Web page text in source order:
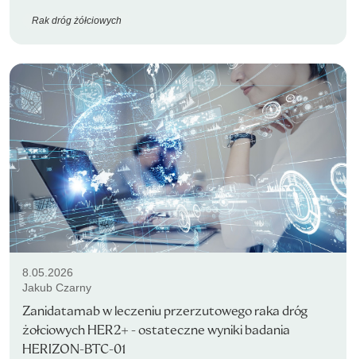
Rak dróg żółciowych
8.05.2026
Jakub Czarny
Zanidatamab w leczeniu przerzutowego raka dróg
żołciowych HER2+ - ostateczne wyniki badania
HERIZON-BTC-01